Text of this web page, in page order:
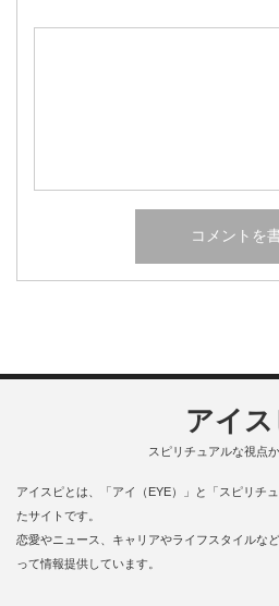
アイ
スピリチュアルな視点
アイスピとは、「アイ（EYE）」と「スピリチ
たサイトです。
恋愛やニュース、キャリアやライフスタイルな
って情報提供しています。